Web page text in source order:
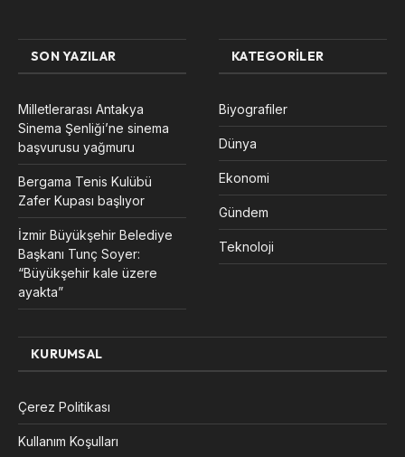
SON YAZILAR
Milletlerarası Antakya
Sinema Şenliği’ne sinema
başvurusu yağmuru
Bergama Tenis Kulübü
Zafer Kupası başlıyor
İzmir Büyükşehir Belediye
Başkanı Tunç Soyer:
“Büyükşehir kale üzere
ayakta”
KATEGORILER
Biyografiler
Dünya
Ekonomi
Gündem
Teknoloji
KURUMSAL
Çerez Politikası
Kullanım Koşulları